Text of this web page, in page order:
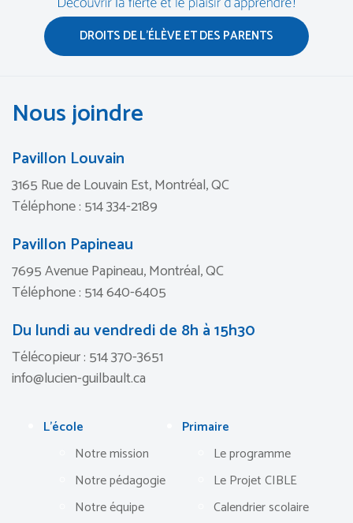
DROITS DE L’ÉLÈVE ET DES PARENTS
Nous joindre
Pavillon Louvain
3165 Rue de Louvain Est, Montréal, QC
Téléphone : 514 334-2189
Pavillon Papineau
7695 Avenue Papineau, Montréal, QC
Téléphone : 514 640-6405
Du lundi au vendredi de 8h à 15h30
Télécopieur : 514 370-3651
info@lucien-guilbault.ca
L’école
Notre mission
Notre pédagogie
Notre équipe
Primaire
Le programme
Le Projet CIBLE
Calendrier scolaire